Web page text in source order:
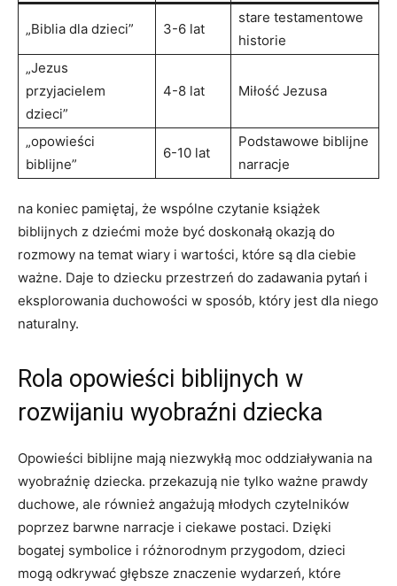
„Biblia dla dzieci” 3-6 lat
stare testamentowe
historie
„Jezus
przyjacielem
dzieci”
4-8 lat Miłość Jezusa
„opowieści
biblijne”
6-10 lat
Podstawowe biblijne
narracje
na koniec pamiętaj, że wspólne czytanie książek
biblijnych z dziećmi może być doskonałą okazją do
rozmowy na temat wiary i wartości, które są dla ciebie
ważne. Daje to dziecku przestrzeń do zadawania pytań i
eksplorowania duchowości w sposób, który jest dla niego
naturalny.
Rola opowieści biblijnych w
rozwijaniu wyobraźni dziecka
Opowieści biblijne mają niezwykłą moc oddziaływania na
wyobraźnię dziecka. przekazują nie tylko ważne prawdy
duchowe, ale również angażują młodych czytelników
poprzez barwne narracje i ciekawe postaci. Dzięki
bogatej symbolice i różnorodnym przygodom, dzieci
mogą odkrywać głębsze znaczenie wydarzeń, które